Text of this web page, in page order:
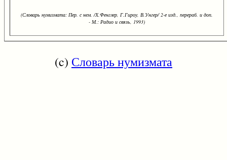
(Словарь нумизмата: Пер. с нем. /Х.Фенглер, Г.Гироу, В.Унгер/ 2-е изд., перераб. и доп.
- М.: Радио и связь, 1993)
(c) Словарь нумизмата